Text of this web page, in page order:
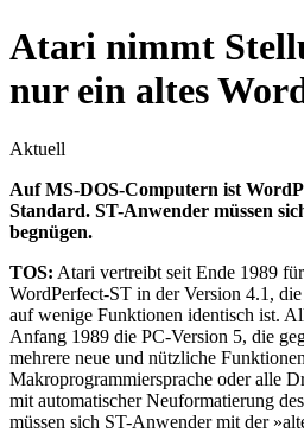
Atari nimmt
nur ein altes
Aktuell
Auf MS-DOS-Computern ist
Standard. ST-Anwender müssen
begnügen.
TOS: Atari vertreibt seit Ende 1989
WordPerfect-ST in der Version 4.1,
auf wenige Funktionen identisch ist.
Anfang 1989 die PC-Version 5, die
mehrere neue und nützliche
Makroprogrammiersprache oder alle
mit automatischer Neuformatierung
müssen sich ST-Anwender mit der